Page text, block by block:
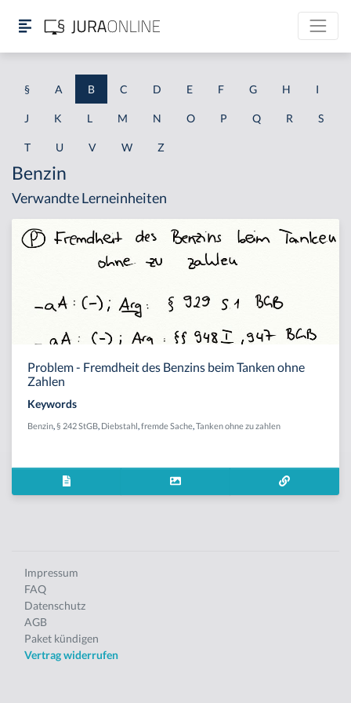
§ A B C D E F G H I
J K L M N O P Q R S
T U V W Z
Benzin
Verwandte Lerneinheiten
Problem - Fremdheit des Benzins beim Tanken ohne
Zahlen
Keywords
Benzin § 242 StGB Diebstahl fremde Sache Tanken ohne zu zahlen
Impressum
FAQ
Datenschutz
AGB
Paket kündigen
Vertrag widerrufen